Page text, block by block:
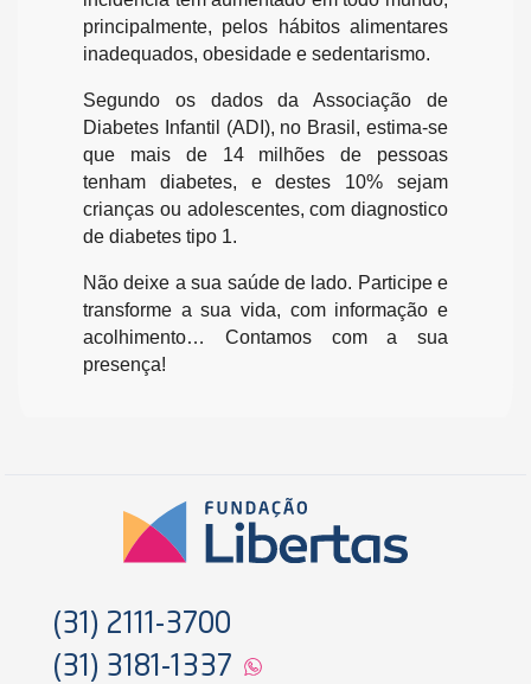
principalmente, pelos hábitos alimentares
inadequados, obesidade e sedentarismo.
Segundo os dados da Associação de
Diabetes Infantil (ADI), no Brasil, estima-se
que mais de 14 milhões de pessoas
tenham diabetes, e destes 10% sejam
crianças ou adolescentes, com diagnostico
de diabetes tipo 1.
Não deixe a sua saúde de lado. Participe e
transforme a sua vida, com informação e
acolhimento… Contamos com a sua
presença!
(31) 2111-3700
(31) 3181-1337